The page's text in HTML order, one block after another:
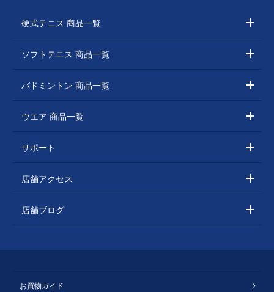
硬式テニス 商品一覧
ソフトテニス 商品一覧
バドミントン 商品一覧
ウエア 商品一覧
サポート
店舗アクセス
店舗ブログ
お買物ガイド